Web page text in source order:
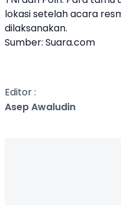
lokasi setelah acara
dilaksanakan.
Sumber: Suara.com
Editor :
Asep Awaludin